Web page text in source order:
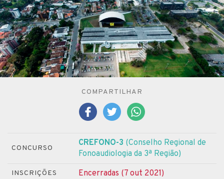
COMPARTILHAR
CONCURSO
CREFONO-3 (Conselho Regional de
Fonoaudiologia da 3ª Região)
INSCRIÇÕES Encerradas (7 out 2021)